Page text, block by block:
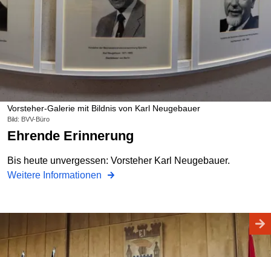
Vorsteher-Galerie mit Bildnis von Karl Neugebauer
Bild: BVV-Büro
Ehrende Erinnerung
Bis heute unvergessen: Vorsteher Karl Neugebauer.
Weitere Informationen